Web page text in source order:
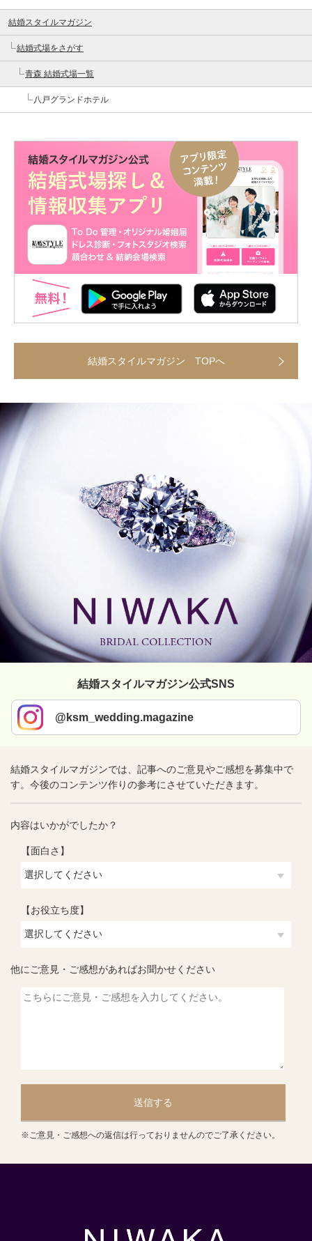
結婚スタイルマガジン
結婚式場をさがす
青森 結婚式場一覧
八戸グランドホテル
結婚スタイルマガジン TOPへ
結婚スタイルマガジン公式SNS
@ksm_wedding.magazine
結婚スタイルマガジンでは、記事へのご意見やご感想を募集中で
す。今後のコンテンツ作りの参考にさせていただきます。
内容はいかがでしたか？
【面白さ】
【お役立ち度】
他にご意見・ご感想があればお聞かせください
送信する
※ご意見・ご感想への返信は行っておりませんのでご了承ください。